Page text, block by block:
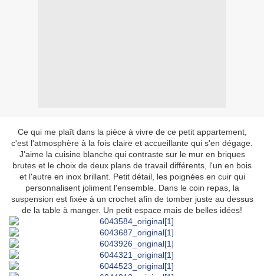
Ce qui me plaît dans la pièce à vivre de ce petit appartement,
c'est l'atmosphère à la fois claire et accueillante qui s'en dégage.
J'aime la cuisine blanche qui contraste sur le mur en briques
brutes et le choix de deux plans de travail différents, l'un en bois
et l'autre en inox brillant. Petit détail, les poignées en cuir qui
personnalisent joliment l'ensemble. Dans le coin repas, la
suspension est fixée à un crochet afin de tomber juste au dessus
de la table à manger. Un petit espace mais de belles idées!